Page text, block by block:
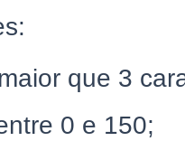
que 3
0 e 150;